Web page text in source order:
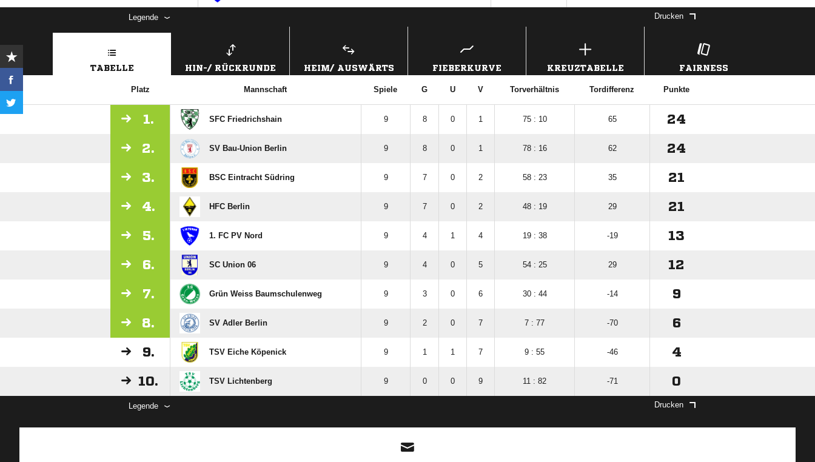
Legende Drucken
TABELLE HIN-/ RÜCKRUNDE HEIM/ AUSWÄRTS FIEBERKURVE KREUZTABELLE FAIRNESS
Platz Mannschaft Spiele G U V Torverhältnis Tordifferenz Punkte
1. SFC Friedrichshain 9 8 0 1 75 : 10 65 24
2. SV Bau-Union Berlin 9 8 0 1 78 : 16 62 24
3. BSC Eintracht Südring 9 7 0 2 58 : 23 35 21
4. HFC Berlin 9 7 0 2 48 : 19 29 21
5. 1. FC PV Nord 9 4 1 4 19 : 38 -19 13
6. SC Union 06 9 4 0 5 54 : 25 29 12
7. Grün Weiss Baumschulenweg 9 3 0 6 30 : 44 -14 9
8. SV Adler Berlin 9 2 0 7 7 : 77 -70 6
9. TSV Eiche Köpenick 9 1 1 7 9 : 55 -46 4
10. TSV Lichtenberg 9 0 0 9 11 : 82 -71 0
Legende Drucken